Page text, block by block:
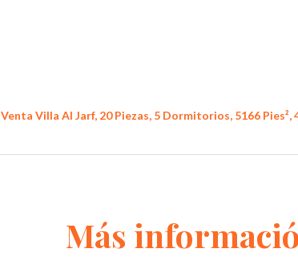
Venta Villa Al Jarf, 20 Piezas, 5 Dormitorios, 5166 Pies²,
Más